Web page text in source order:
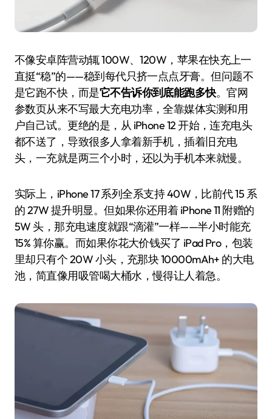
不像安卓阵营动辄 100W、120W，苹果在快充上一
直挺“稳”的——稳到每代只挤一点点牙膏。但问题不
是它跑不快，而是它不告诉你到底能跑多快。官网
参数页从来不写最大充电功率，全靠媒体实测和用
户自己试。更绝的是，从 iPhone 12 开始，连充电头
都不送了，导致很多人拿着新手机，插着旧充电
头，一充就是两三个小时，还以为手机本来就慢。
实际上，iPhone 17 系列全系支持 40W，比前代 15 系
的 27W 提升明显。但如果你还用着 iPhone 11 附赠的
5W 头，那充电速度就跟“滴灌”一样——半小时能充
15% 算你赢。而如果你花大价钱买了 iPad Pro，包装
里却只有个 20W 小头，充那块 10000mAh+ 的大电
池，简直像用吸管喝大桶水，慢得让人着急。